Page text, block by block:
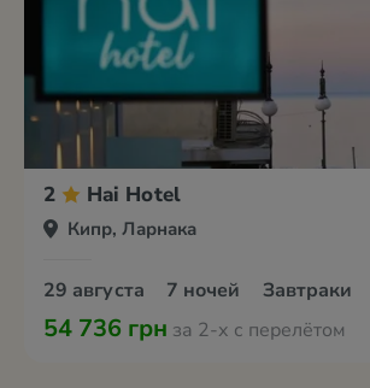
2 Hai Hotel
Кипр, Ларнака
29 августа 7 ночей Завтраки
54 736 грн за 2-х с перелётом